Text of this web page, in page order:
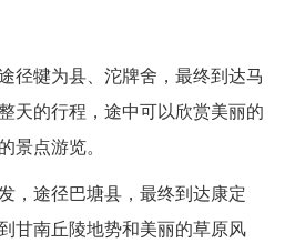
径犍为县、沱牌舍，最终到达马
天的行程，途中可以欣赏美丽的
景点游览。
，途径巴塘县，最终到达康定
甘南丘陵地势和美丽的草原风